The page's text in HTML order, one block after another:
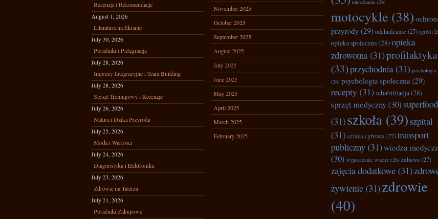
Recenzje i Rekomendacje
August 1, 2026
Literatura na Ekranie
July 30, 2026
Poradniki i Pielęgnacja
July 28, 2026
Imprezy Integracyjne i Team Building
July 28, 2026
Sprzęt Treningowy i Recenzje
July 26, 2026
Natura i Dzika Przyroda
July 25, 2026
Moda i Wartości
July 24, 2026
Diagnostyka i Elektronika
July 23, 2026
Zdrowie na Talerzu
July 21, 2026
Poradniki Zakupowe
November 2025
October 2025
September 2025
August 2025
July 2025
June 2025
May 2025
April 2025
March 2025
February 2025
mieszkanie (26)
motocykle (38)
przyrody(29)odchudzanie (27) ogród
opieka społeczna(28) opieka
zdrowotna(31)profilaktyka
(33)przychodnia(31) psychologia
(26) psychologia społeczna (29)
recepty (31)rehabilitacja(28)
sprzęt medyczny(30)
(31)szkoła (39) szpital
(31)sztuka cyfrowa(27)transport
publiczny (31)wiedza
(30) wyposażenie wnętrz (26) zabawa(27)
zajęcia dodatkowe (31)
żywienie (31)zdrowie
(40)